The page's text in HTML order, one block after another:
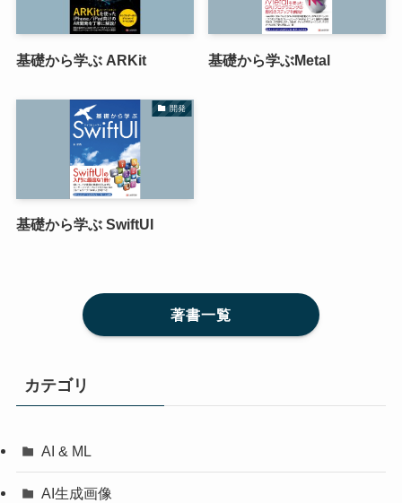
基礎から学ぶ ARKit 基礎から学ぶMetal
開発
基礎から学ぶ SwiftUI
著書一覧
カテゴリ
AI & ML
AI生成画像